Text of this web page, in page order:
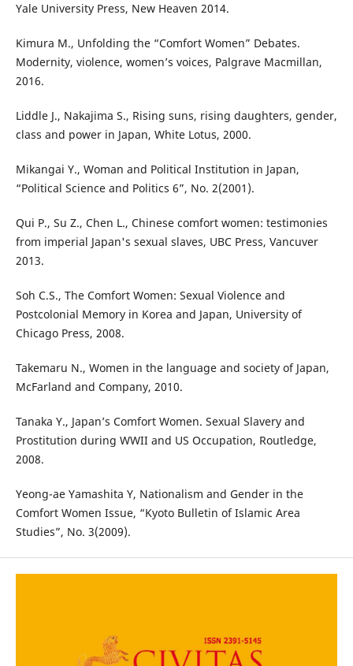
Yale University Press, New Heaven 2014.
Kimura M., Unfolding the “Comfort Women” Debates.
Modernity, violence, women’s voices, Palgrave Macmillan,
2016.
Liddle J., Nakajima S., Rising suns, rising daughters, gender,
class and power in Japan, White Lotus, 2000.
Mikangai Y., Woman and Political Institution in Japan,
“Political Science and Politics 6”, No. 2(2001).
Qui P., Su Z., Chen L., Chinese comfort women: testimonies
from imperial Japan's sexual slaves, UBC Press, Vancuver
2013.
Soh C.S., The Comfort Women: Sexual Violence and
Postcolonial Memory in Korea and Japan, University of
Chicago Press, 2008.
Takemaru N., Women in the language and society of Japan,
McFarland and Company, 2010.
Tanaka Y., Japan’s Comfort Women. Sexual Slavery and
Prostitution during WWII and US Occupation, Routledge,
2008.
Yeong-ae Yamashita Y, Nationalism and Gender in the
Comfort Women Issue, “Kyoto Bulletin of Islamic Area
Studies”, No. 3(2009).